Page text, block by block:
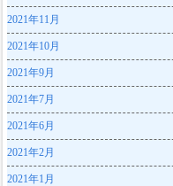
2021年11月
2021年10月
2021年9月
2021年7月
2021年6月
2021年2月
2021年1月